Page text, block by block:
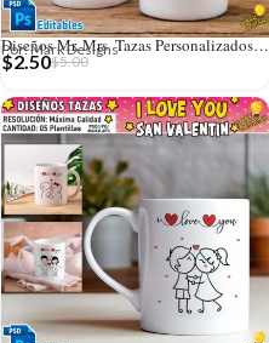
Diseños Mr. Mrs. Tazas Personalizados Editables
Por: Mark Designs
$5.00
$2.50